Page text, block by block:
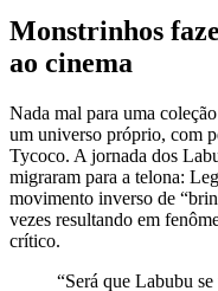
Monstrinhos
ao cinema
Nada mal para uma
um universo próprio, com
Tycoco. A jornada dos
migraram para a telona:
movimento inverso de
vezes resultando em
crítico.
“Será que Labubu